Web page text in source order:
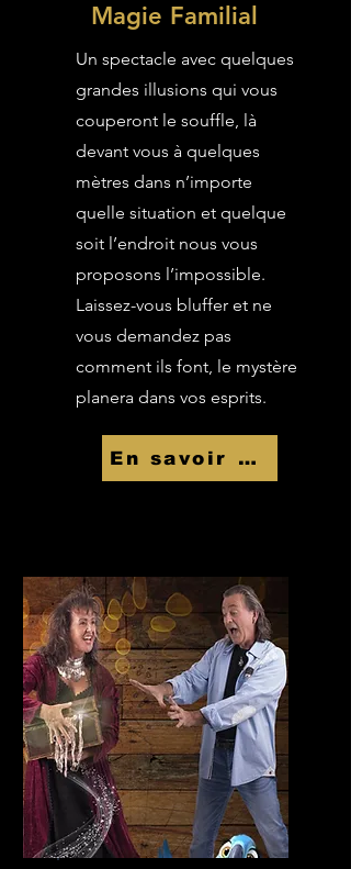
Magie Familial
Un spectacle avec quelques
grandes illusions qui vous
couperont le souffle, là
devant vous à quelques
mètres dans n’importe
quelle situation et quelque
soit l’endroit nous vous
proposons l’impossible.
Laissez-vous bluffer et ne
vous demandez pas
comment ils font, le mystère
planera dans vos esprits.
En savoir Plus